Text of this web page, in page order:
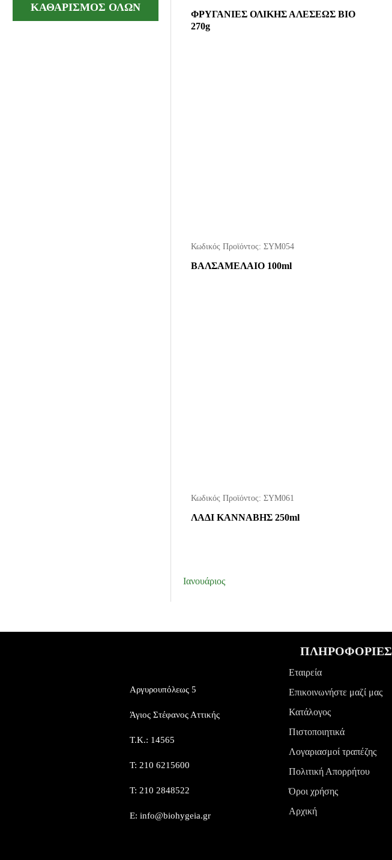
ΚΑΘΑΡΙΣΜΟΣ ΟΛΩΝ
ΦΡΥΓΑΝΙΕΣ ΟΛΙΚΗΣ ΑΛΕΣΕΩΣ ΒΙΟ
270g
Κωδικός Προϊόντος: ΣΥΜ054
ΒΑΛΣΑΜΕΛΑΙΟ 100ml
Κωδικός Προϊόντος: ΣΥΜ061
ΛΑΔΙ ΚΑΝΝΑΒΗΣ 250ml
Ιανουάριος
Αργυρουπόλεως 5
Άγιος Στέφανος Αττικής
Τ.Κ.: 14565
Τ: 210 6215600
Τ: 210 2848522
E: info@biohygeia.gr
ΠΛΗΡΟΦΟΡΙΕΣ
Εταιρεία
Επικοινωνήστε μαζί μας
Κατάλογος
Πιστοποιητικά
Λογαριασμοί τραπέζης
Πολιτική Απορρήτου
Όροι χρήσης
Αρχική